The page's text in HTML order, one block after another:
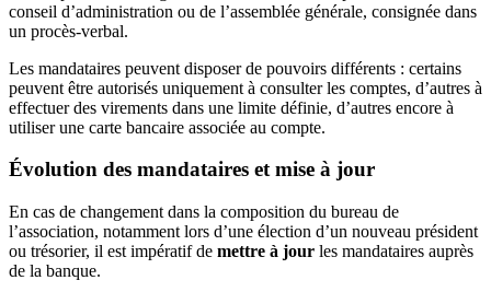
conseil d’administration ou de l’assemblée générale, consignée dans
un procès-verbal.
Les mandataires peuvent disposer de pouvoirs différents : certains
peuvent être autorisés uniquement à consulter les comptes, d’autres à
effectuer des virements dans une limite définie, d’autres encore à
utiliser une carte bancaire associée au compte.
Évolution des mandataires et mise à jour
En cas de changement dans la composition du bureau de
l’association, notamment lors d’une élection d’un nouveau président
ou trésorier, il est impératif de mettre à jour les mandataires auprès
de la banque.